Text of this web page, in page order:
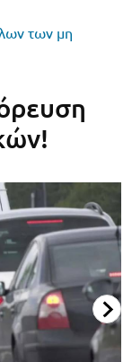
των μη